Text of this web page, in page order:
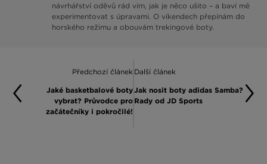
návrhářství oděvů rád vím, jak je něco ušito – a baví mě
experimentovat s úpravami. O víkendech přepínám do
horského režimu a obouvám trekingové boty.
Předchozí článek
Jaké basketbalové boty
vybrat? Průvodce pro
začátečníky i pokročilé!
Další článek
Jak nosit boty adidas Samba?
Rady od JD Sports